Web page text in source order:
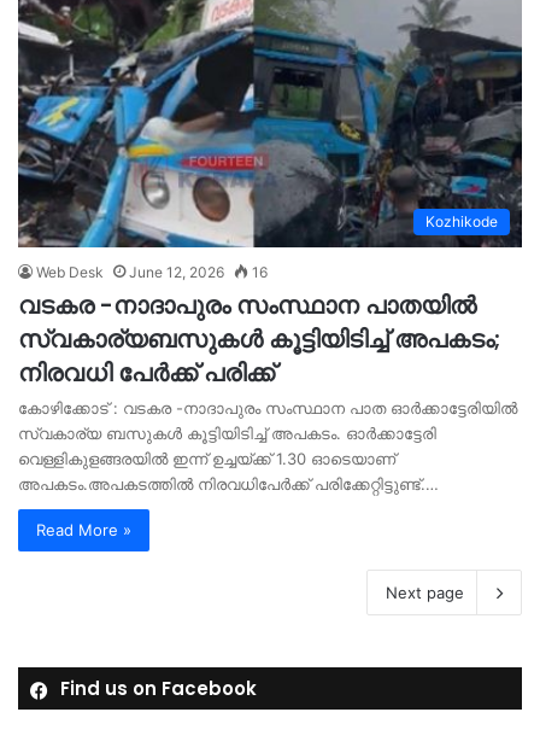
Kozhikode
Web Desk June 12, 2026 16
വടകര -നാദാപുരം സംസ്ഥാന പാതയിൽ
സ്വകാര്യബസുകൾ കൂട്ടിയിടിച്ച് അപകടം;
നിരവധി പേർക്ക് പരിക്ക്
കോഴിക്കോട് : വടകര -നാദാപുരം സംസ്ഥാന പാത ഓർക്കാട്ടേരിയിൽ
സ്വകാര്യ ബസുകൾ കൂട്ടിയിടിച്ച് അപകടം. ഓർക്കാട്ടേരി
വെള്ളികുളങ്ങരയിൽ ഇന്ന് ഉച്ചയ്ക്ക് 1.30 ഓടെയാണ്
അപകടം.അപകടത്തിൽ നിരവധിപേർക്ക് പരിക്കേറ്റിട്ടുണ്ട്.…
Read More »
Next page
Find us on Facebook